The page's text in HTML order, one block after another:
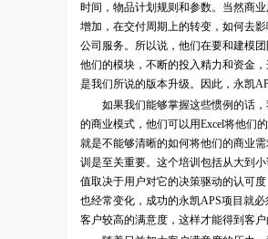
时间，物品计划规则和参数。当然商
增加，在交付周期上的转变，如何去
公司服务。所以说，他们在要和建模
他们的模块，不断的投入精力和资金
是我们所说的版本升级。因此，永凯
如果我们能够掌握这些惯例的话，
的商业模式，他们可以用Excel将他们
就是不能够清晰的如何将他们的商业
训是至关重要。这个培训包括从大到
值取决于用户对它的决策驱动的认可
也经常变化，成功的永凯APS项目就
客户较高的满意度，这样才能得到客